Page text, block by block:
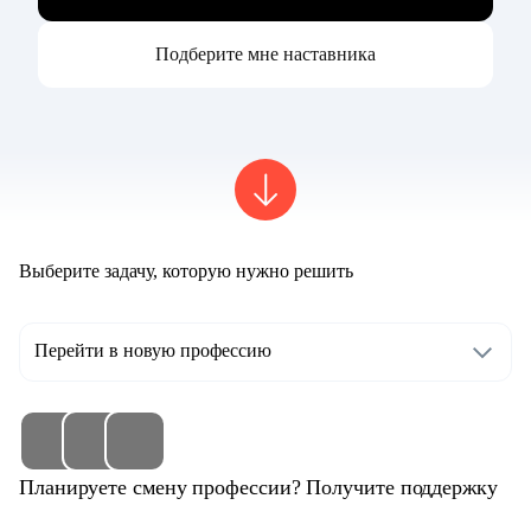
Подберите мне наставника
Выберите задачу, которую нужно решить
Перейти в новую профессию
Планируете смену профессии? Получите поддержку